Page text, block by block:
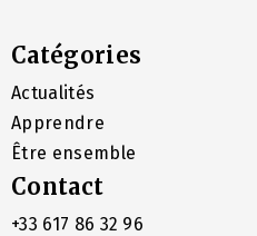
Catégories
Actualités
Apprendre
Être ensemble
Contact
+33 617 86 32 96